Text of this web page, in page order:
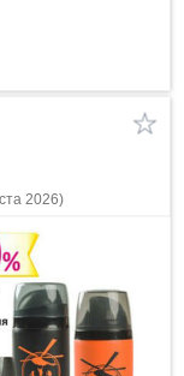
2026)